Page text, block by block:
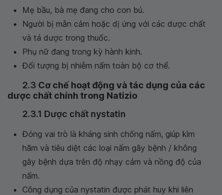
Mẹ bầu, bà mẹ đang cho con bú.
Người bị mẫn cảm hoặc dị ứng với các dược chất
và tá dược trong thuốc.
Phụ nữ đang trong kỳ hành kinh.
Đối tượng bị nhiễm nấm toàn bộ cơ thể.
2.3 Cơ chế hoạt động và tác dụng của các
dược chất chính trong Natizio
2.3.1 Dược chất nystatin
Đóng vai trò là kháng sinh chống nấm, giúp kìm
hãm và tiêu diệt các loại nấm gây bệnh / không
gây bệnh dựa trên độ nhạy cảm và nồng độ của
nấm.
Công dụng của nystatin được phát huy khi liên